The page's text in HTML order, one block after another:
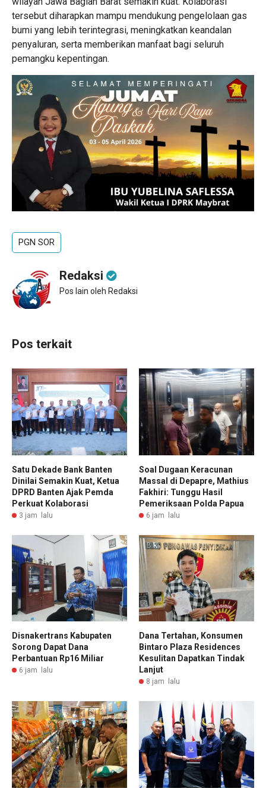
tersebut diharapkan mampu mendukung pengelolaan gas
bumi yang lebih terintegrasi, meningkatkan keandalan
penyaluran, serta memberikan manfaat bagi seluruh
pemangku kepentingan.
PGN SOR
Redaksi
Pos lain oleh Redaksi
Pos terkait
Satu Dekade Bank Banten
Dinilai Semakin Kuat, Ketua
DPRD Banten Ajak Pemda
Perkuat Kolaborasi
3 jam lalu
Soal Dugaan Keracunan
Massal di Depapre, Mathius
Fakhiri: Tunggu Hasil
Pemeriksaan Polda Papua
6 jam lalu
Disnakertrans Kabupaten
Sorong Dapat Dana
Perbantuan Rp16 Miliar
6 jam lalu
Dana Tertahan, Konsumen
Bintaro Plaza Residences
Kesulitan Dapatkan Tindak
Lanjut
8 jam lalu